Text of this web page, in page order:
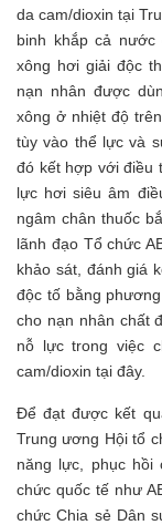
da cam/dioxin tại
binh khắp cả nước
xông hơi giải độc
nạn nhân được
xông ở nhiệt độ
tùy vào thể lực và
đó kết hợp với điều
lực hơi siêu âm
ngâm chân thuốc
lãnh đạo Tổ chức
khảo sát, đánh giá
độc tố bằng
cho nạn nhân chất
nỗ lực trong việc
cam/dioxin tại đây.
Để đạt được kết
Trung ương Hội tổ
năng lực, phục hồi
chức quốc tế như
chức Chia sẻ Dân